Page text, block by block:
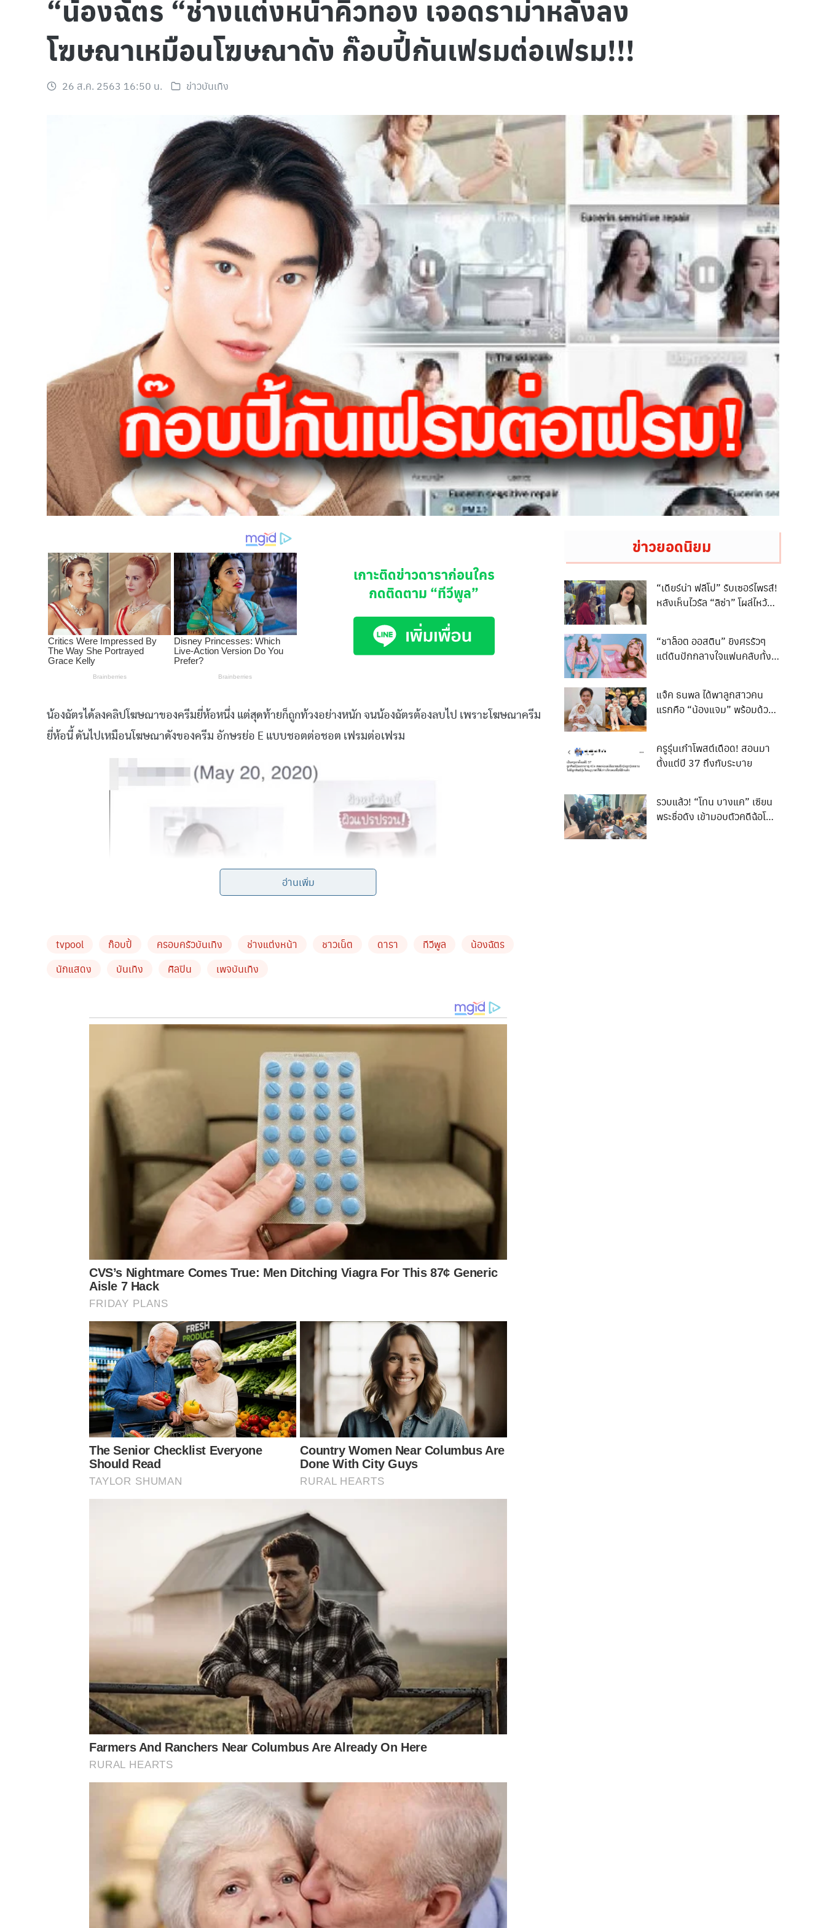
“น้องฉัตร “ช่างแต่งหน้าคิวทอง เจอดราม่าหลังลง
โฆษณาเหมือนโฆษณาดัง ก๊อบปี้กันเฟรมต่อเฟรม!!!
26 ส.ค. 2563 16:50 น. ข่าวบันเทิง
เกาะติดข่าวดาราก่อนใคร
กดติดตาม “ทีวีพูล”
น้องฉัตรได้ลงคลิปโฆษณาของครีมยี่ห้อหนึ่ง แต่สุดท้ายก็ถูกท้วงอย่างหนัก จนน้องฉัตรต้องลบไป เพราะโฆษณาครีม
ยี่ห้อนี้ ดันไปเหมือนโฆษณาดังของครีม อักษรย่อ E แบบชอตต่อชอต เฟรมต่อเฟรม
ทั้งนี้ โฆษณาของครีมทั้ง 2 ตัว เริ่มต้นจากการที่ผู้หญิงคนหนึ่ง เล่นมือถือ และเช็กผิวหน้า แต่ปรากฎว่าผิวหน้า
หมองคล้ำ ไม่เป็นอย่างใจ จึงหันมาใช้ครีมตัวจนผิวหน้าผ่อง ซึ่งจะเห็นได้ว่า โฆษณาทั้ง 2 ตัวนั้น แทบจะก๊อปปี้
กันชอตต่อชอต นับตั้งแต่ตอนเอามือถือเช็กใบหน้า กิจวัตรประจำวันที่ทำให้ผิวหมอง ตอนหยิบครีม ตอนทาครีม
และอื่น ๆ
อย่างไรก็ตาม ต่อมา ทางน้องฉัตรได้ลบโฆษณาตัวดังกล่าวออกไปจากหน้าอินสตาแกรมแล้ว ส่วนทางคนที่ได้เห็น
โฆษณาต่างก็บอกว่า ทำแบบนี้ถือว่าไม่แฟร์ เหมือนตั้งใจโคฟเวอร์ครบทุกเฟรม
อ่านเพิ่ม
tvpool ก๊อบปี้ ครอบครัวบันเทิง ช่างแต่งหน้า ชาวเน็ต ดารา ทีวีพูล
น้องฉัตร
นักแสดง
บันเทิง ศิลปิน เพจบันเทิง
CVS’s Nightmare Comes True: Men Ditching Viagra For This 87¢ Generic
Aisle 7 Hack
FRIDAY PLANS
The Senior Checklist Everyone
Should Read
TAYLOR SHUMAN
Country Women Near Columbus Are
Done With City Guys
RURAL HEARTS
Farmers And Ranchers Near Columbus Are Already On Here
RURAL HEARTS
ข่าวยอดนิยม
“เดียร์น่า ฟลีโป” รับเซอร์ไพรส์!
หลังเห็นไวรัล “ลิซ่า” โผล่ไหว้
“ชาล็อต ออสติน” ยิงศรรัวๆ
แต่ดันปักกลางใจแฟนคลับทั้ง
แจ๊ค ธนพล ได้พาลูกสาวคน
แรกคือ “น้องแจม” พร้อมด้วย
เอก” เอกชัย ศรีวิชัย
ครูรุ่นเก๋าโพสต์เดือด! สอนมา
ตั้งแต่ปี 37 ถึงกับระบาย
รวบแล้ว! “โทน บางแค” เซียน
พระชื่อดัง เข้ามอบตัวคดีฉ้อโกง